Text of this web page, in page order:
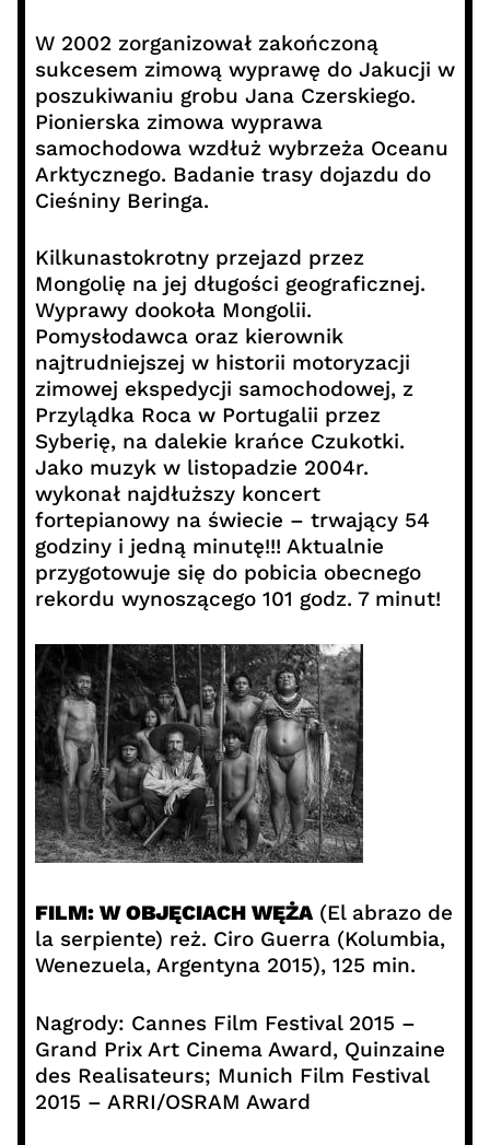
W 2002 zorganizował zakończoną
sukcesem zimową wyprawę do Jakucji w
poszukiwaniu grobu Jana Czerskiego.
Pionierska zimowa wyprawa
samochodowa wzdłuż wybrzeża Oceanu
Arktycznego. Badanie trasy dojazdu do
Cieśniny Beringa.
Kilkunastokrotny przejazd przez
Mongolię na jej długości geograficznej.
Wyprawy dookoła Mongolii.
Pomysłodawca oraz kierownik
najtrudniejszej w historii motoryzacji
zimowej ekspedycji samochodowej, z
Przylądka Roca w Portugalii przez
Syberię, na dalekie krańce Czukotki.
Jako muzyk w listopadzie 2004r.
wykonał najdłuższy koncert
fortepianowy na świecie – trwający 54
godziny i jedną minutę!!! Aktualnie
przygotowuje się do pobicia obecnego
rekordu wynoszącego 101 godz. 7 minut!
FILM: W OBJĘCIACH WĘŻA(El abrazo de
la serpiente) reż. Ciro Guerra (Kolumbia,
Wenezuela, Argentyna 2015), 125 min.
Nagrody: Cannes Film Festival 2015 –
Grand Prix Art Cinema Award, Quinzaine
des Realisateurs; Munich Film Festival
2015 – ARRI/OSRAM Award